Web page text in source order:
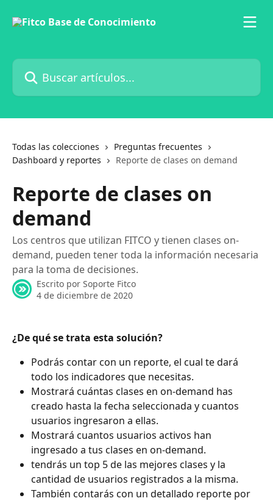
Buscar artículos...
Todas las colecciones
Preguntas frecuentes
Dashboard y reportes
Reporte de clases on demand
Reporte de clases on
demand
Los centros que utilizan FITCO y tienen clases on-
demand, pueden tener toda la información necesaria
para la toma de decisiones.
Escrito por Soporte Fitco
4 de diciembre de 2020
¿De qué se trata esta solución?
Podrás contar con un reporte, el cual te dará
todo los indicadores que necesitas.
Mostrará cuántas clases en on-demand has
creado hasta la fecha seleccionada y cuantos
usuarios ingresaron a ellas.
Mostrará cuantos usuarios activos han
ingresado a tus clases en on-demand.
tendrás un top 5 de las mejores clases y la
cantidad de usuarios registrados a la misma.
También contarás con un detallado reporte por